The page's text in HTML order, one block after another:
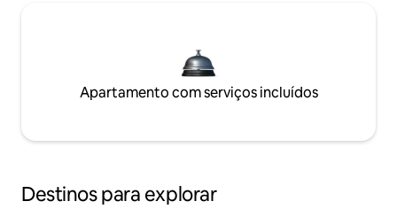
Apartamento com serviços incluídos
Destinos para explorar